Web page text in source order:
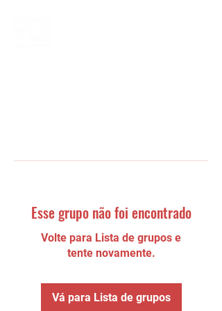
Esse grupo não foi encontrado
Volte para Lista de grupos e
tente novamente.
Vá para Lista de grupos